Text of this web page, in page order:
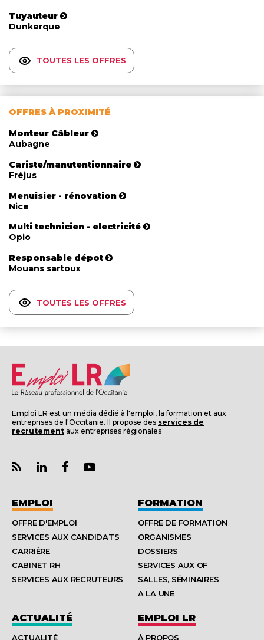
Tuyauteur
Dunkerque
TOUTES LES OFFRES
OFFRES À PROXIMITÉ
Monteur Câbleur
Aubagne
Cariste/manutentionnaire
Fréjus
Menuisier - rénovation
Nice
Multi technicien - electricité
Opio
Responsable dépot
Mouans sartoux
TOUTES LES OFFRES
Emploi LR est un média dédié à l'emploi, la formation et aux
entreprises de l'Occitanie. Il propose des services de
recrutement aux entreprises régionales
EMPLOI
OFFRE D'EMPLOI
SERVICES AUX CANDIDATS
CARRIÈRE
CABINET RH
SERVICES AUX RECRUTEURS
FORMATION
OFFRE DE FORMATION
ORGANISMES
DOSSIERS
SERVICES AUX OF
SALLES, SÉMINAIRES
A LA UNE
ACTUALITÉ
ACTUALITÉ
EMPLOI LR
À PROPOS